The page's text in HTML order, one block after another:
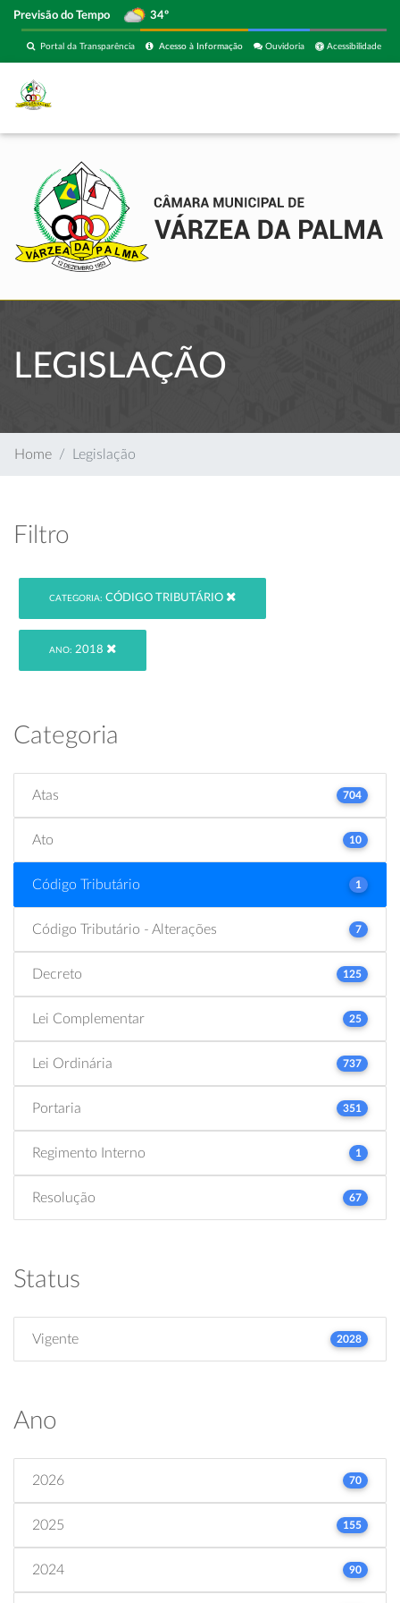
Previsão do Tempo 34º
Acessibilidade
Ouvidoria
Acesso à Informação
Portal da Transparência
LEGISLAÇÃO
Home Legislação
Filtro
CATEGORIA: CÓDIGO TRIBUTÁRIO
ANO: 2018
Categoria
Atas 704
Ato 10
Código Tributário 1
Código Tributário - Alterações 7
Decreto 125
Lei Complementar 25
Lei Ordinária 737
Portaria 351
Regimento Interno 1
Resolução 67
Status
Vigente 2028
Ano
2026 70
2025 155
2024 90